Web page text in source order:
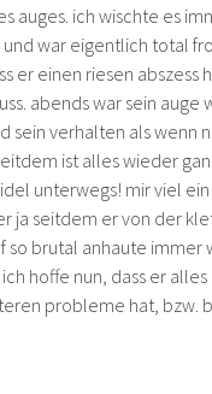
auges. ich wischte es
war eigentlich total
er einen riesen abszess
abends war sein auge
sein verhalten als wenn
ist alles wieder
unterwegs! mir viel ein
ja seitdem er von der
so brutal anhaute immer
hoffe nun, dass er alles
probleme hat, bzw.